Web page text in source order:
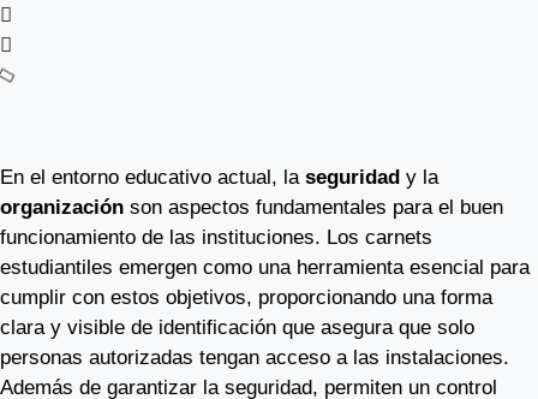
En el entorno educativo actual, la seguridad y la
organización son aspectos fundamentales para el buen
funcionamiento de las instituciones. Los carnets
estudiantiles emergen como una herramienta esencial para
cumplir con estos objetivos, proporcionando una forma
clara y visible de identificación que asegura que solo
personas autorizadas tengan acceso a las instalaciones.
Además de garantizar la seguridad, permiten un control